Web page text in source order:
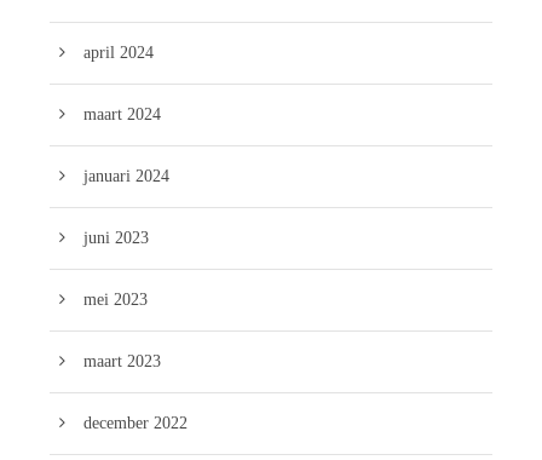
april 2024
maart 2024
januari 2024
juni 2023
mei 2023
maart 2023
december 2022